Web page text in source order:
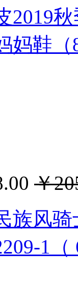
2019
妈鞋（
￥
族风
1（